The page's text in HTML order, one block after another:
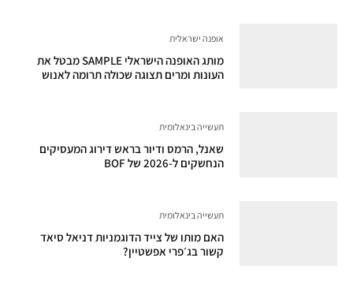
אופנה ישראלית
מותג האופנה הישראלי SAMPLE מבטל את
העונות ומרים תצוגה שכולה תרומה לאנוש
תעשייה בינאלומית
שאנל, הרמס ודיור בראש דירוג המעסיקים
הנחשקים ל-2026 של BOF
תעשייה בינאלומית
האם מותו של צייד הדוגמניות דניאל סיאד
קשור בג׳פרי אפשטיין?